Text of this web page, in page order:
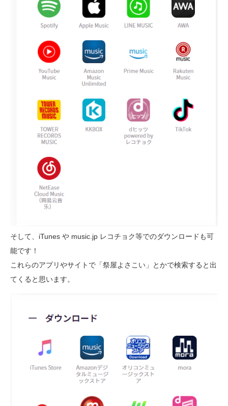
そして、iTunes や music.jp レコチョク等でのダウンロードも可
能です！
これらのアプリやサイトで「祭屋よさこい」とかで検索すると出
てくると思います。